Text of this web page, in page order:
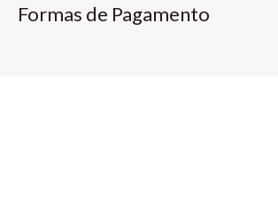
Formas de Pagamento